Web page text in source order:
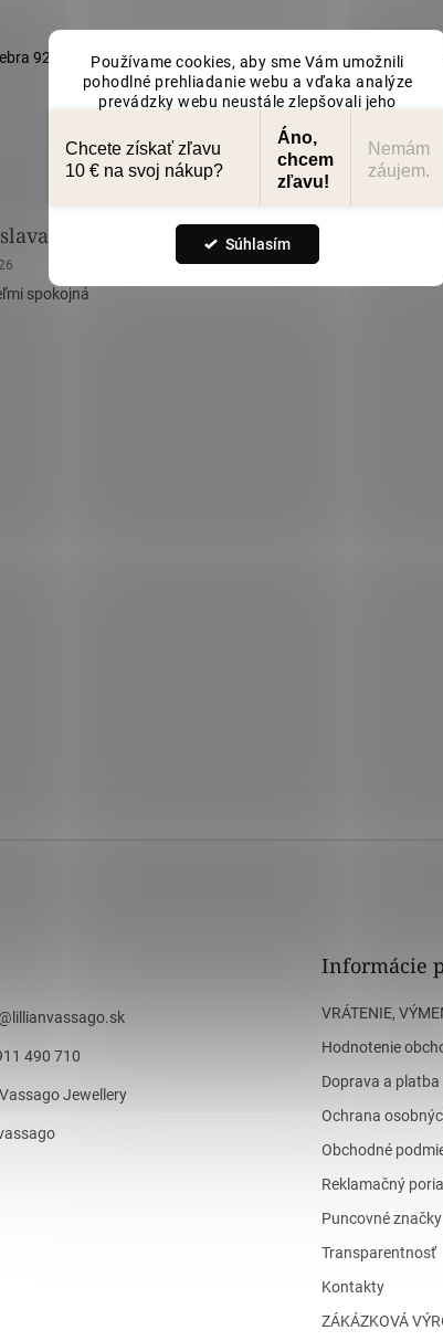
Používame cookies, aby sme Vám umožnili
pohodlné prehliadanie webu a vďaka analýze
prevádzky webu neustále zlepšovali jeho
nájdete v našichzásadách ochrany osobních
Súhlasím
925/1000. Gitara má povrch posádzanýzirkónmia je vo
Remová
obchodu je 5 z 5 hviezdičiek.
spokojná
Eva Tomášková
Hodnotenie obchodu je 5 z
23.5.2026
@ lillianvassago.sk
490 710
Jewellery
Informácie
VRÁTENIE,
Hodnotenie
Doprava a platba
Ochrana
Obchodné
Reklamačný
Puncovné značky
Transparentnosť
Kontakty
ZÁKÁZKOVÁ
Chcete získať zľavu
10 € na svoj nákup?
Áno,
chcem
zľavu!
Nemám
záujem.